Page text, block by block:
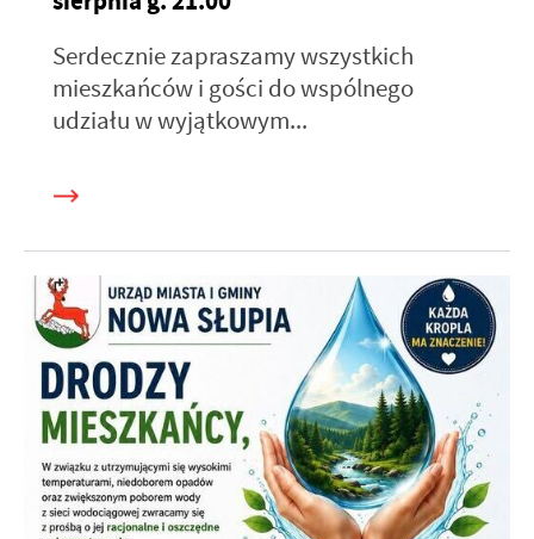
Serdecznie zapraszamy wszystkich
mieszkańców i gości do wspólnego
udziału w wyjątkowym...